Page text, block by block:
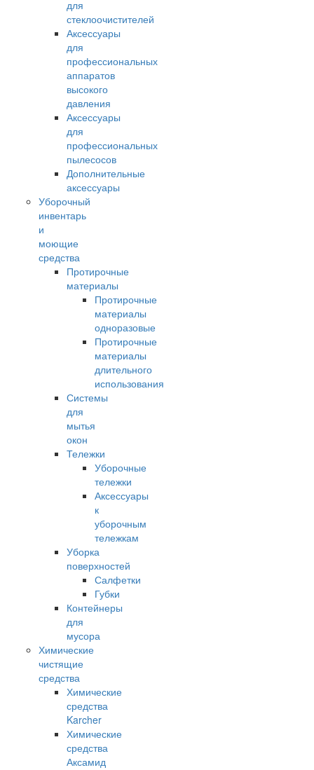
для
стеклоочистителей
Аксессуары
для
профессиональных
аппаратов
высокого
давления
Аксессуары
для
профессиональных
пылесосов
Дополнительные
аксессуары
Уборочный
инвентарь
и
моющие
средства
Протирочные
материалы
Протирочные
материалы
одноразовые
Протирочные
материалы
длительного
использования
Системы
для
мытья
окон
Тележки
Уборочные
тележки
Аксессуары
к
уборочным
тележкам
Уборка
поверхностей
Салфетки
Губки
Контейнеры
для
мусора
Химические
чистящие
средства
Химические
средства
Karcher
Химические
средства
Аксамид